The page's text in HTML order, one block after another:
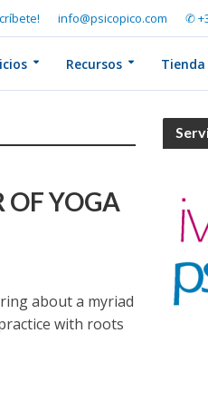
info@psicopico.com ✆
Recursos Tienda
OF YOGA
about a myriad
with roots